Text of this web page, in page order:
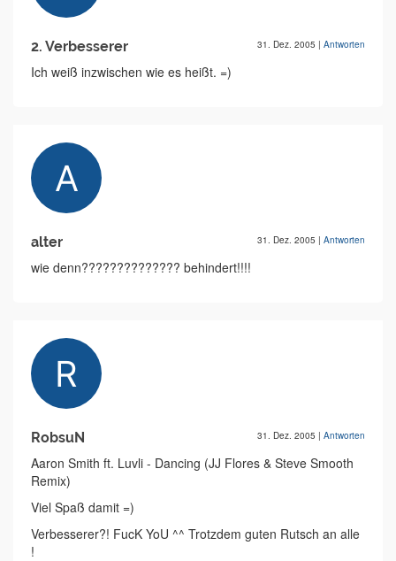
2. Verbesserer 31. Dez. 2005 | Antworten
Ich weiß inzwischen wie es heißt. =)
alter 31. Dez. 2005 | Antworten
wie denn?????????????? behindert!!!!
RobsuN 31. Dez. 2005 | Antworten
Aaron Smith ft. Luvli - Dancing (JJ Flores & Steve Smooth
Remix)
Viel Spaß damit =)
Verbesserer?! FucK YoU ^^ Trotzdem guten Rutsch an alle
!